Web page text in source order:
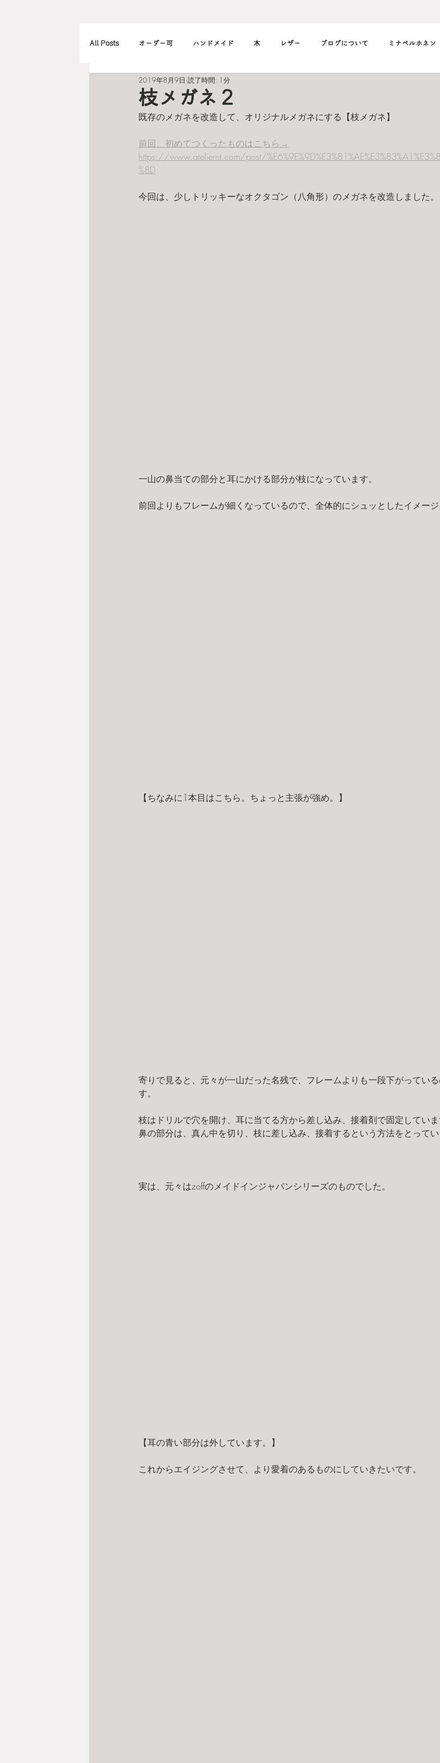
All Posts オーダー可 ハンドメイド 木 レザー ブログについて ミナペルホネン
カメラ 本 筆記用具
art 買ったもの 小休止の 習慣 フィルム
枝メガネ２
2019年8月9日 読了時間: 1分
既存のメガネを改造して、オリジナルメガネにする【枝メガネ】
前回、初めてつくったものはこちら→
https://www.ateliernt.com/post/
%8D
今回は、少しトリッキーなオクタゴン（八角形）のメガネを改造しました。
一山の鼻当ての部分と耳にかける部分が枝になっています。
前回よりもフレームが細くなっているので、全体的にシュッとしたイメー
【ちなみに1本目はこちら。ちょっと主張が強め。】
寄りで見ると、元々が一山だった名残で、フレームよりも一段下がってい
す。
枝はドリルで穴を開け、耳に当てる方から差し込み、接着剤で固定してい
鼻の部分は、真ん中を切り、枝に差し込み、接着するという方法をとって
実は、元々はzoffのメイドインジャパンシリーズのものでした。
【耳の青い部分は外しています。】
これからエイジングさせて、より愛着のあるものにしていきたいです。